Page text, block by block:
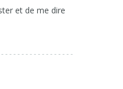
et de me dire